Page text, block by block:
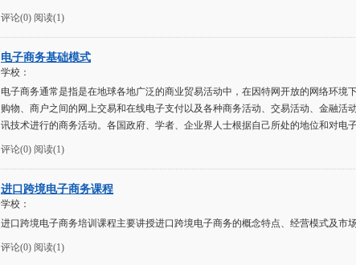
评论(0) 阅读(1)
电子商务基础模式
学校：
电子商务通常是指是在地球各地广泛的商业贸易活动中，在因特网开放的网络环
购物、商户之间的网上交易和在线电子支付以及各种商务活动、交易活动、金融
讯技术进行的商务活动。各国政府、学者、企业界人士根据自己所处的地位和对电
评论(0) 阅读(1)
进口跨境电子商务课程
学校：
进口跨境电子商务培训课程主要讲授进口跨境电子商务的概念特点、经营模式及市
评论(0) 阅读(1)